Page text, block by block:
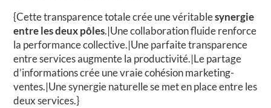
{Cette transparence totale crée une véritablesynergie
entre les deux pôles.|Une collaboration fluide renforce
la performance collective.|Une parfaite transparence
entre services augmente la productivité.|Le partage
d’informations crée une vraie cohésion marketing-
ventes.|Une synergie naturelle se met en place entre les
deux services.}